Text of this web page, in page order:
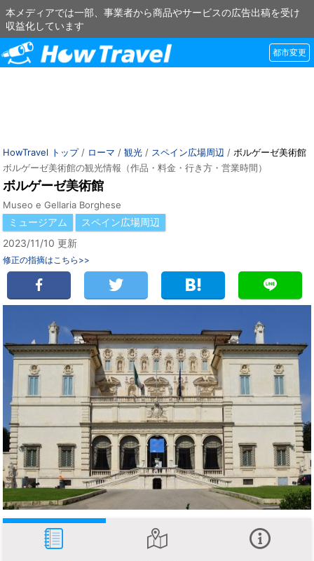
本メディアでは一部、事業者から商品やサービスの広告出稿を受け
収益化しています
都市変更
HowTravel トップ/ ローマ / 観光 / スペイン広場周辺 / ボルゲーゼ美術館
ボルゲーゼ美術館の観光情報（作品・料金・行き方・営業時間）
ボルゲーゼ美術館
Museo e Gellaria Borghese
ミュージアム
スペイン広場周辺
2023/11/10 更新
修正の指摘はこちら>>